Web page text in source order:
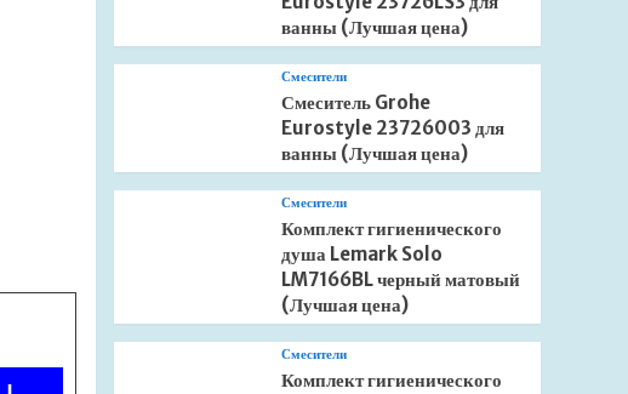
ванны (Лучшая цена)
Смесители
Смеситель Grohe
Eurostyle 23726003 для
ванны (Лучшая цена)
Смесители
Комплект гигиенического
душа Lemark Solo
LM7166BL черный матовый
(Лучшая цена)
Смесители
Комплект гигиенического